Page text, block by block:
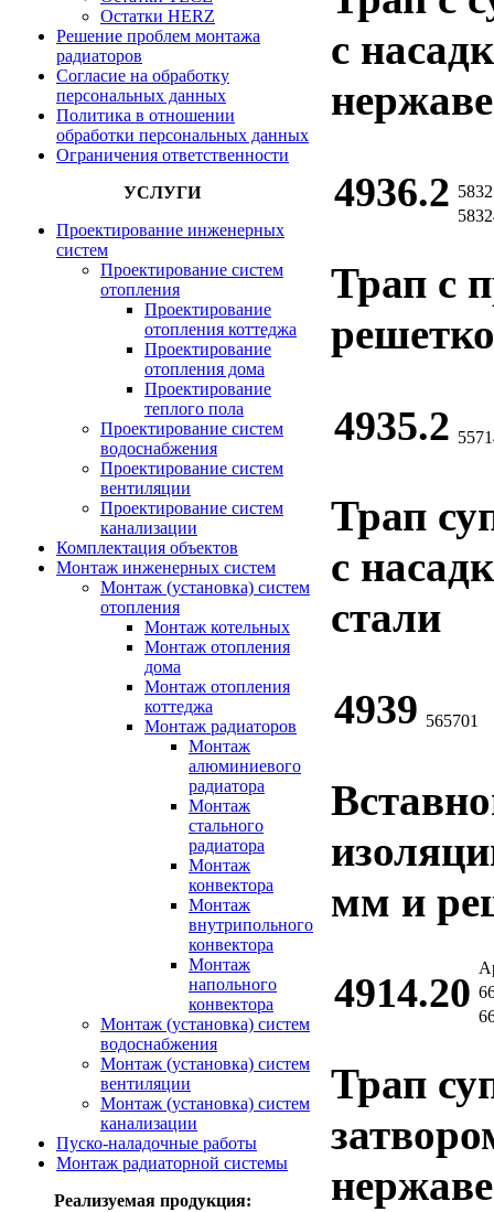
Остатки HERZ
Решение проблем монтажа
радиаторов
Согласие на обработку
персональных данных
Политика в отношении
обработки персональных данных
Ограничения ответственности
УСЛУГИ
Проектирование инженерных
систем
Проектирование систем
отопления
Проектирование
отопления коттеджа
Проектирование
отопления дома
Проектирование
теплого пола
Проектирование систем
водоснабжения
Проектирование систем
вентиляции
Проектирование систем
канализации
Комплектация объектов
Монтаж инженерных систем
Монтаж (установка) систем
отопления
Монтаж котельных
Монтаж отопления
дома
Монтаж отопления
коттеджа
Монтаж радиаторов
Монтаж
алюминиевого
радиатора
Монтаж
стального
радиатора
Монтаж
конвектора
Монтаж
внутрипольного
конвектора
Монтаж
напольного
конвектора
Монтаж (установка) систем
водоснабжения
Монтаж (установка) систем
вентиляции
Монтаж (установка) систем
канализации
Пуско-наладочные работы
Монтаж радиаторной системы
Реализуемая продукция:
с
4936.2
Трап с
4935.2
Трап
с
стали
4939 565701
мм и
4914.20
Трап